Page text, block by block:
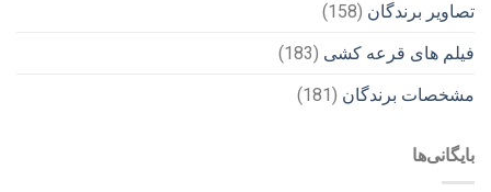
تصاویر برندگان (158)
فیلم های قرعه کشی (183)
مشخصات برندگان (181)
بایگانی‌ها